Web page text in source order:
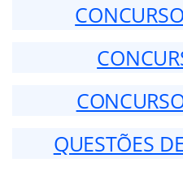
QUESTÕES